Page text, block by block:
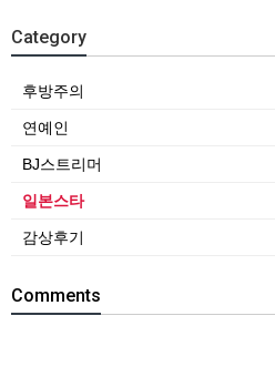
Category
후방주의
연예인
BJ스트리머
일본스타
감상후기
Comments